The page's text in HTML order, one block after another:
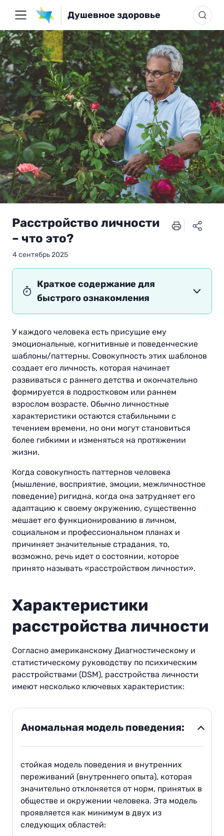
Душевное здоровье
Расстройство личности
– что это?
4 сентябрь 2025
Краткое содержание для
быстрого ознакомления
У каждого человека есть присущие ему
эмоциональные, когнитивные и поведенческие
шаблоны/паттерны. Совокупность этих шаблонов
создает его личность, которая начинает
развиваться с раннего детства и окончательно
формируется в подростковом или раннем
взрослом возрасте. Обычно личностные
характеристики остаются стабильными с
течением времени, но они могут становиться
более гибкими и изменяться на протяжении
жизни.
Когда совокупность паттернов человека
(мышление, восприятие, эмоции, межличностное
поведение) ригидна, когда она затрудняет его
адаптацию к своему окружению, существенно
мешает его функционированию в личном,
социальном и профессиональном планах и
причиняет значительные страдания, то,
возможно, речь идет о состоянии, которое
принято называть «расстройством личности».
Характеристики
расстройства личности
Согласно американскому Диагностическому и
статистическому руководству по психическим
расстройствами (DSM), расстройства личности
имеют несколько ключевых характеристик:
Аномальная модель поведения:
стойкая модель поведения и внутренних
переживаний (внутреннего опыта), которая
значительно отклоняется от норм, принятых в
обществе и окружении человека. Эта модель
проявляется как минимум в двух из
следующих областей: